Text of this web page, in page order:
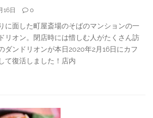
16日 0
に面した町屋斎場のそばのマンションの一
リオン。閉店時には惜しむ人がたくさん訪
ダンドリオンが本日2020年2月16日にカフ
て復活しました！店内